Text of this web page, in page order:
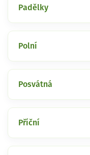
Padělky
Polní
Posvátná
Příční